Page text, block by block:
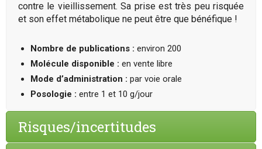
contre le vieillissement. Sa prise est très peu risquée
et son effet métabolique ne peut être que bénéfique !
Nombre de publications : environ 200
Molécule disponible : en vente libre
Mode d’administration : par voie orale
Posologie : entre 1 et 10 g/jour
Risques/incertitudes